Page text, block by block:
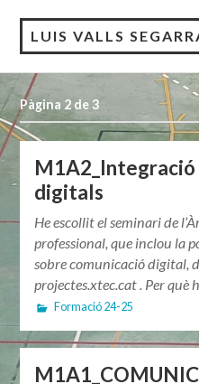
LUIS VALLS
Pàgina 2 de 3
digitals
He escollit el seminari de
professional, que inclou la
sobre comunicació digital,
projectes.xtec.cat . Per què
Formació 24-25